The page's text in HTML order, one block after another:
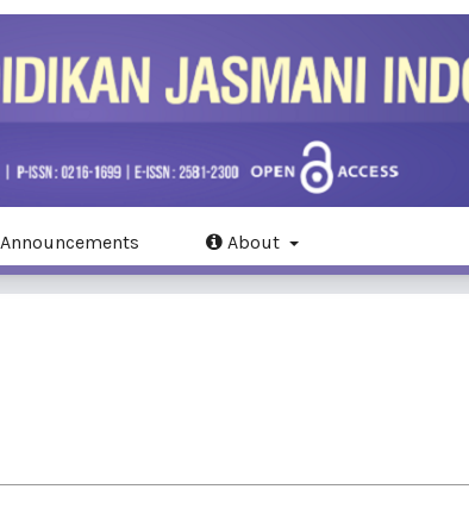
Announcements About